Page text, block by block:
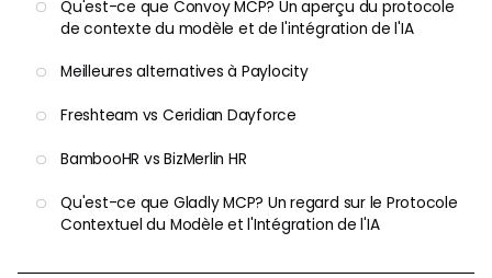
Qu'est-ce que Convoy MCP? Un aperçu du protocole
de contexte du modèle et de l'intégration de l'IA
Meilleures alternatives à Paylocity
Freshteam vs Ceridian Dayforce
BambooHR vs BizMerlin HR
Qu'est-ce que Gladly MCP? Un regard sur le Protocole
Contextuel du Modèle et l'Intégration de l'IA